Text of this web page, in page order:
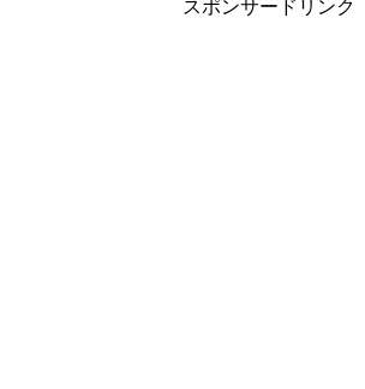
スポンサードリンク